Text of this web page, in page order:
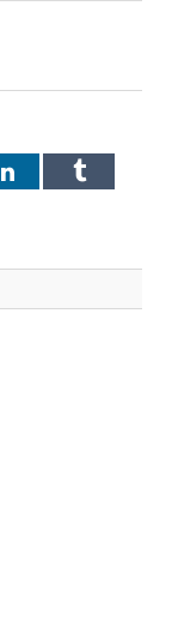
LinkedInTumblr